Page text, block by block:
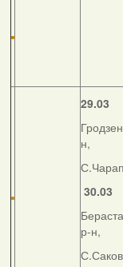
29.03
н,
30.03
р-н,